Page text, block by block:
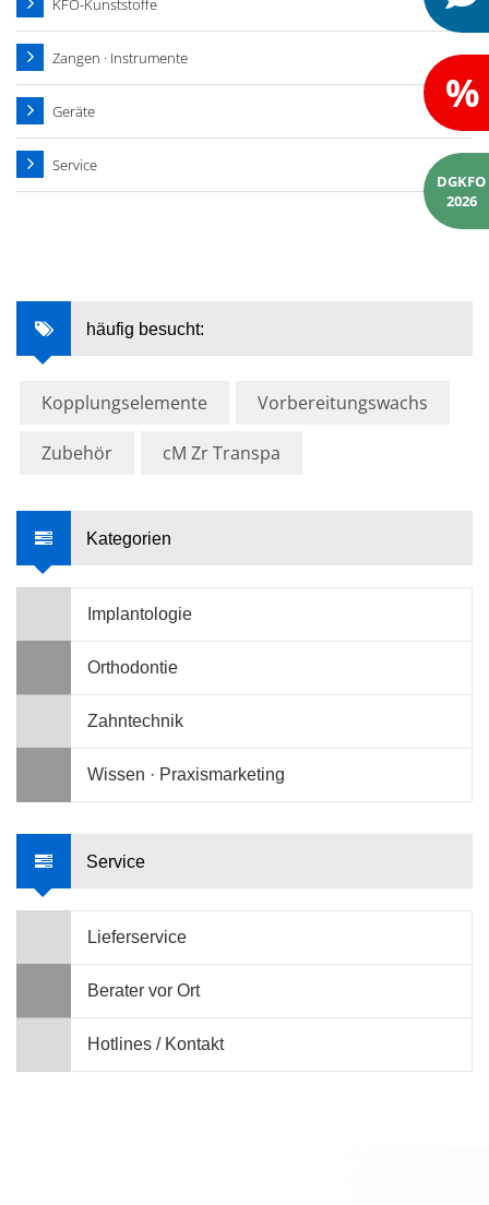
KFO-Kunststoffe
Zangen · Instrumente
Geräte
Service
häufig besucht:
Kopplungselemente Vorbereitungswachs
Zubehör cM Zr Transpa
Kategorien
Implantologie
Orthodontie
Zahntechnik
Wissen · Praxismarketing
Service
Lieferservice
Berater vor Ort
Hotlines / Kontakt
%
DGKFO
2026